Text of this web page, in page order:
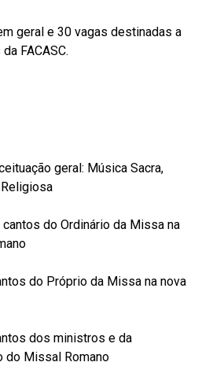
geral e 30 vagas destinadas a
FACASC.
geral: Música Sacra,
do Ordinário da Missa na
do Próprio da Missa na nova
dos ministros e da
do Missal Romano